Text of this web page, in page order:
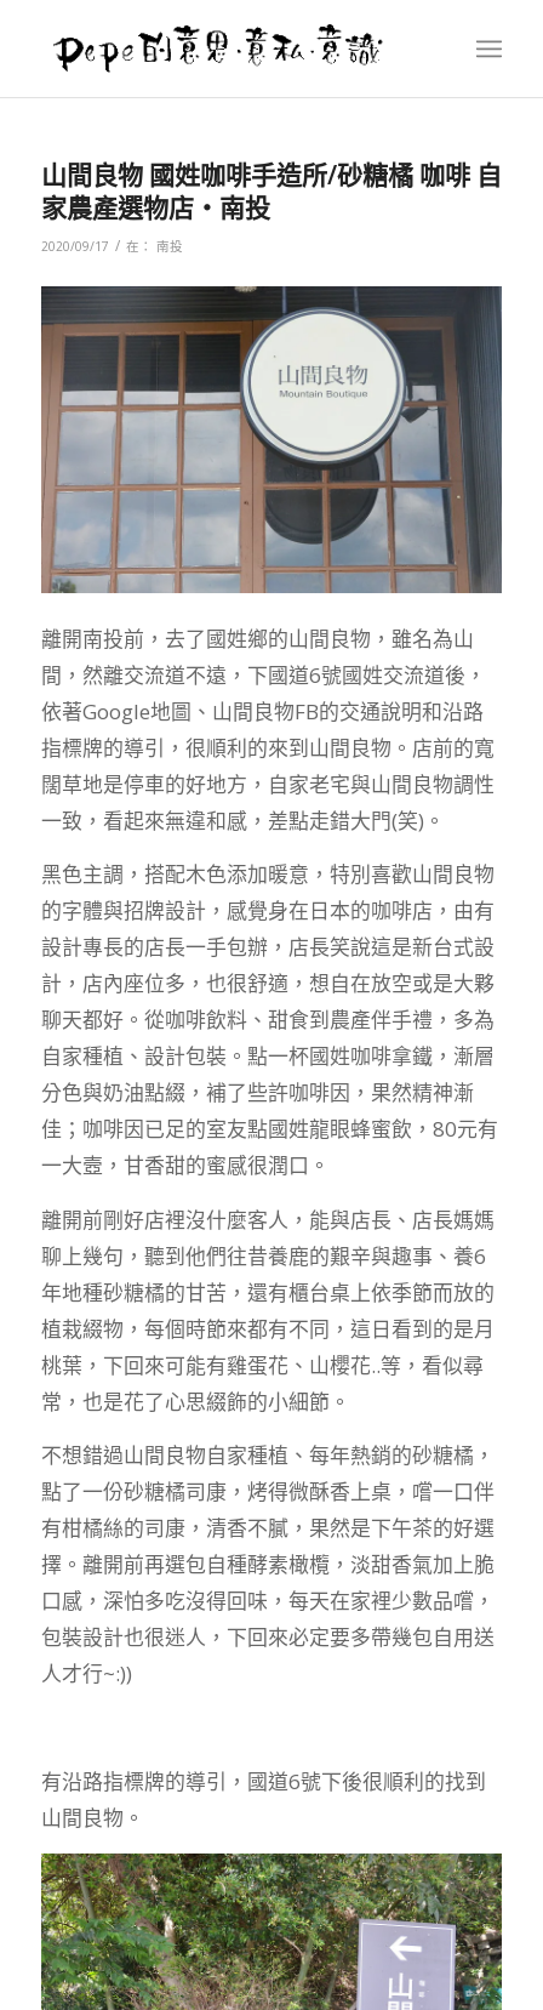
山間良物 國姓咖啡手造所/砂糖橘 咖啡 自
家農產選物店‧南投
2020/09/17 / 在： 南投
離開南投前，去了國姓鄉的山間良物，雖名為山
間，然離交流道不遠，下國道6號國姓交流道後，
依著Google地圖、山間良物FB的交通說明和沿路
指標牌的導引，很順利的來到山間良物。店前的寬
闊草地是停車的好地方，自家老宅與山間良物調性
一致，看起來無違和感，差點走錯大門(笑)。
黑色主調，搭配木色添加暖意，特別喜歡山間良物
的字體與招牌設計，感覺身在日本的咖啡店，由有
設計專長的店長一手包辦，店長笑說這是新台式設
計，店內座位多，也很舒適，想自在放空或是大夥
聊天都好。從咖啡飲料、甜食到農產伴手禮，多為
自家種植、設計包裝。點一杯國姓咖啡拿鐵，漸層
分色與奶油點綴，補了些許咖啡因，果然精神漸
佳；咖啡因已足的室友點國姓龍眼蜂蜜飲，80元有
一大壼，甘香甜的蜜感很潤口。
離開前剛好店裡沒什麼客人，能與店長、店長媽媽
聊上幾句，聽到他們往昔養鹿的艱辛與趣事、養6
年地種砂糖橘的甘苦，還有櫃台桌上依季節而放的
植栽綴物，每個時節來都有不同，這日看到的是月
桃葉，下回來可能有雞蛋花、山櫻花..等，看似尋
常，也是花了心思綴飾的小細節。
不想錯過山間良物自家種植、每年熱銷的砂糖橘，
點了一份砂糖橘司康，烤得微酥香上桌，嚐一口伴
有柑橘絲的司康，清香不膩，果然是下午茶的好選
擇。離開前再選包自種酵素橄欖，淡甜香氣加上脆
口感，深怕多吃沒得回味，每天在家裡少數品嚐，
包裝設計也很迷人，下回來必定要多帶幾包自用送
人才行~:))
有沿路指標牌的導引，國道6號下後很順利的找到
山間良物。